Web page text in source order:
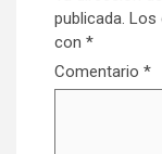
publicada. Los
con *
Comentario *